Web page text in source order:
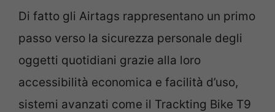
Di fatto gli Airtags rappresentano un primo
passo verso la sicurezza personale degli
oggetti quotidiani grazie alla loro
accessibilità economica e facilità d’uso,
sistemi avanzati come il Trackting Bike T9